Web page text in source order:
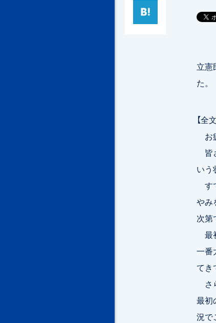
立憲
た。
【全
お
皆
いう
す
やみ
次第
最
一番
てき
さ
最初
況で